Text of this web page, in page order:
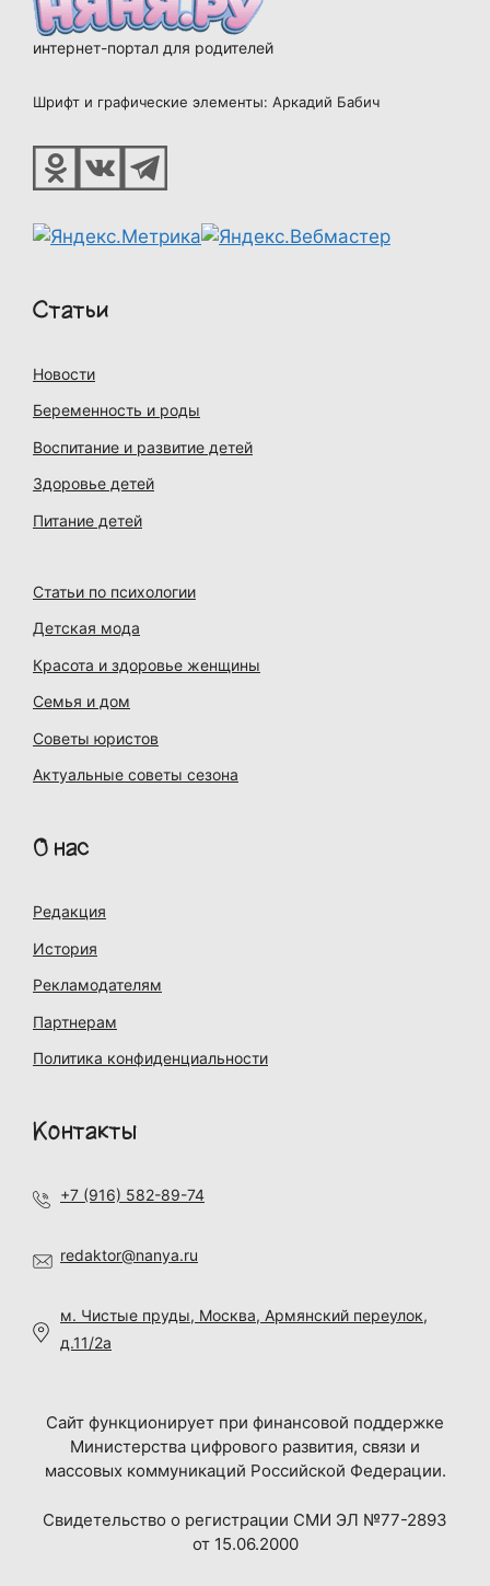
интернет-портал для родителей
Шрифт и графические элементы: Аркадий Бабич
Статьи
Новости
Беременность и роды
Воспитание и развитие детей
Здоровье детей
Питание детей
Статьи по психологии
Детская мода
Красота и здоровье женщины
Семья и дом
Советы юристов
Актуальные советы сезона
О нас
Редакция
История
Рекламодателям
Партнерам
Политика конфиденциальности
Контакты
+7 (916) 582-89-74
redaktor@nanya.ru
м. Чистые пруды, Москва, Армянский переулок,
д.11/2а
Сайт функционирует при финансовой поддержке
Министерства цифрового развития, связи и
массовых коммуникаций Российской Федерации.
Свидетельство о регистрации СМИ ЭЛ №77-2893
от 15.06.2000